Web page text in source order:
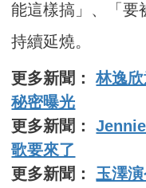
能這樣搞」、「要
持續延燒。
更多新聞：林逸
秘密曝光
更多新聞：
歌要來了
更多新聞： 玉澤